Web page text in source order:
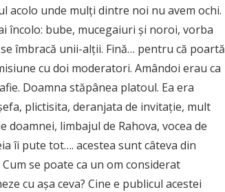
acolo unde mulți dintre noi nu avem ochi.
încolo: bube, mucegaiuri și noroi, vorba
îmbracă unii-alții. Fină… pentru că poartă
cu doi moderatori. Amândoi erau ca
Doamna stăpânea platoul. Ea era
plictisita, deranjata de invitație, mult
limbajul de Rahova, vocea de
îi pute tot…. acestea sunt câteva din
se poate ca un om considerat
cu așa ceva? Cine e publicul acestei